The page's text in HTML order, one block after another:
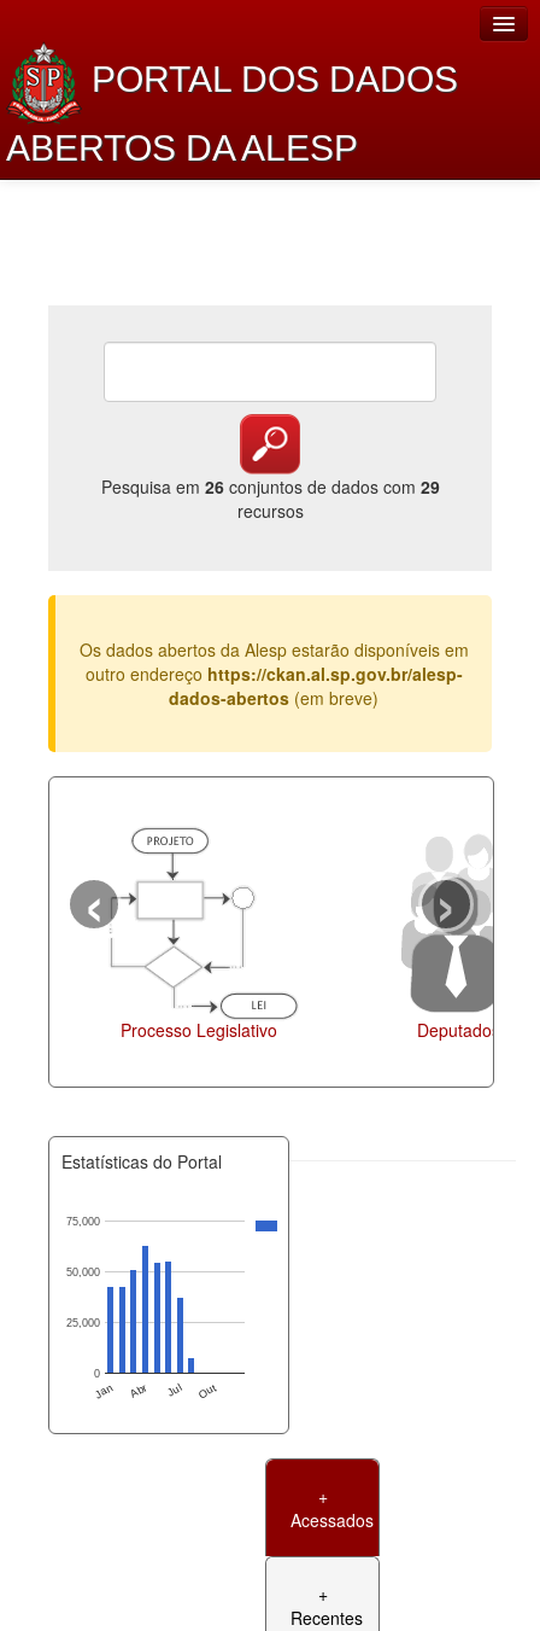
PORTAL DOS DADOS
ABERTOS DA ALESP
Lei de Acesso à Informação
Catálogo de dados
Legislação
Perguntas frequentes
Pesquisa em 26conjuntos de dados com 29
recursos
Os dados abertos da Alesp estarão disponíveis em
outro endereço https://ckan.al.sp.gov.br/alesp-
dados-abertos (em breve)
Processo Legislativo Deputados
‹ ›
Estatísticas do Portal
Jan Abr Jul Out
0
25,000
50,000
75,000
+
Acessados
+
Recentes